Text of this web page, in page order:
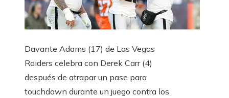
Davante Adams (17) de Las Vegas
Raiders celebra con Derek Carr (4)
después de atrapar un pase para
touchdown durante un juego contra los